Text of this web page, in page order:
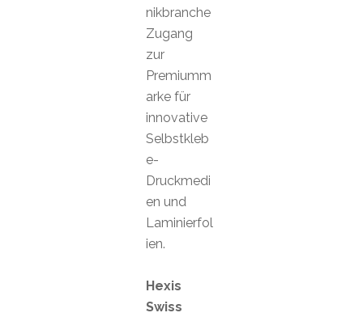
nikbranche
Zugang
zur
Premiumm
arke für
innovative
Selbstkleb
e-
Druckmedi
en und
Laminierfol
ien.
Hexis
Swiss